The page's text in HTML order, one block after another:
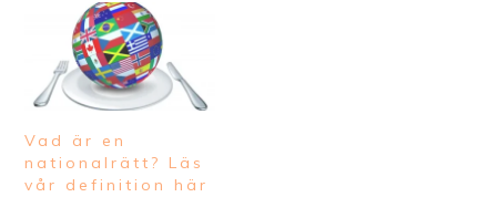
Vad är en
nationalrätt? Läs
vår definition här